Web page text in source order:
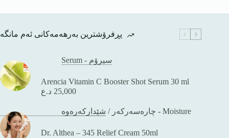
پڕفرۆشترین بەرهەمەکانی ئەم مانگە
Serum - سیرۆم
Arencia Vitamin C Booster Shot Serum 30 ml
25,000 د.ع
چارەسەرکەر / شێدارکەرەوە - Moisture
Dr. Althea – 345 Relief Cream 50ml